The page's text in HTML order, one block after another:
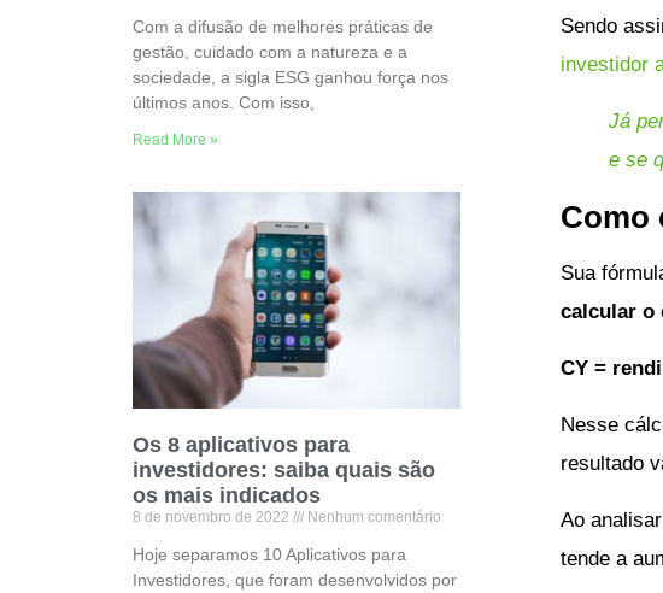
Com a difusão de melhores práticas de
gestão, cuidado com a natureza e a
sociedade, a sigla ESG ganhou força nos
últimos anos. Com isso,
Read More »
Os 8 aplicativos para
investidores: saiba quais são
os mais indicados
8 de novembro de 2022 Nenhum comentário
Hoje separamos 10 Aplicativos para
Investidores, que foram desenvolvidos por
Sendo
investidor
Já
e se
Como
Sua
calcular o
CY =
Nesse
resultado
Ao
tende a